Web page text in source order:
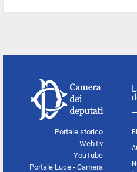
Portale storico
WebTv
YouTube
Portale Luce - Camera